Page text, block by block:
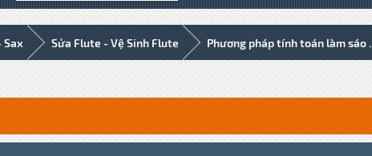
Sax Sửa Flute - Vệ Sinh Flute Phương pháp tính toán làm sáo .